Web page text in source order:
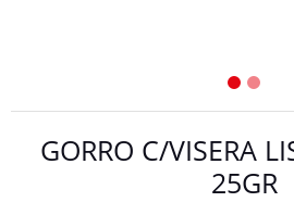
GORRO C/VISERA
25GR